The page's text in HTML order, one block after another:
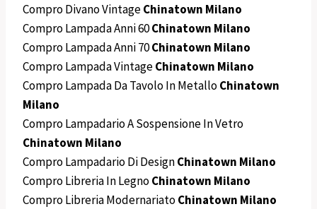
Compro Divano VintageChinatown Milano
Compro Lampada Anni 60Chinatown Milano
Compro Lampada Anni 70Chinatown Milano
Compro Lampada VintageChinatown Milano
Compro Lampada Da Tavolo In MetalloChinatown
Milano
Compro Lampadario A Sospensione In Vetro
Chinatown Milano
Compro Lampadario Di DesignChinatown Milano
Compro Libreria In LegnoChinatown Milano
Compro Libreria ModernariatoChinatown Milano